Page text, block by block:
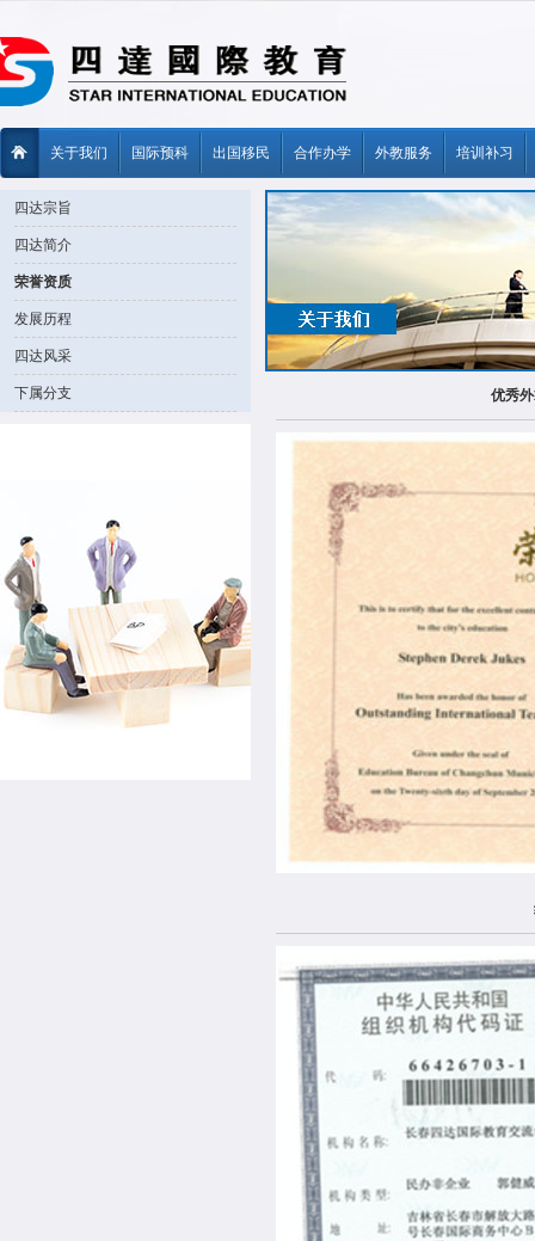
关于我们 国际预科 出国移民 合作办学 外教服务 培训补习
四达宗旨
四达简介
荣誉资质
发展历程
四达风采
下属分支 优秀